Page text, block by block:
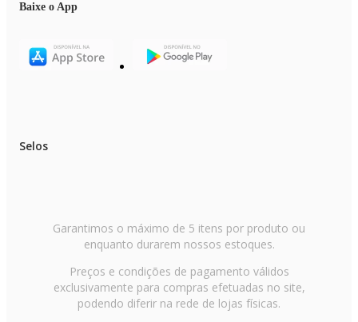
Baixe o App
Selos
Garantimos o máximo de 5 itens por produto ou
enquanto durarem nossos estoques.
Preços e condições de pagamento válidos
exclusivamente para compras efetuadas no site,
podendo diferir na rede de lojas físicas.